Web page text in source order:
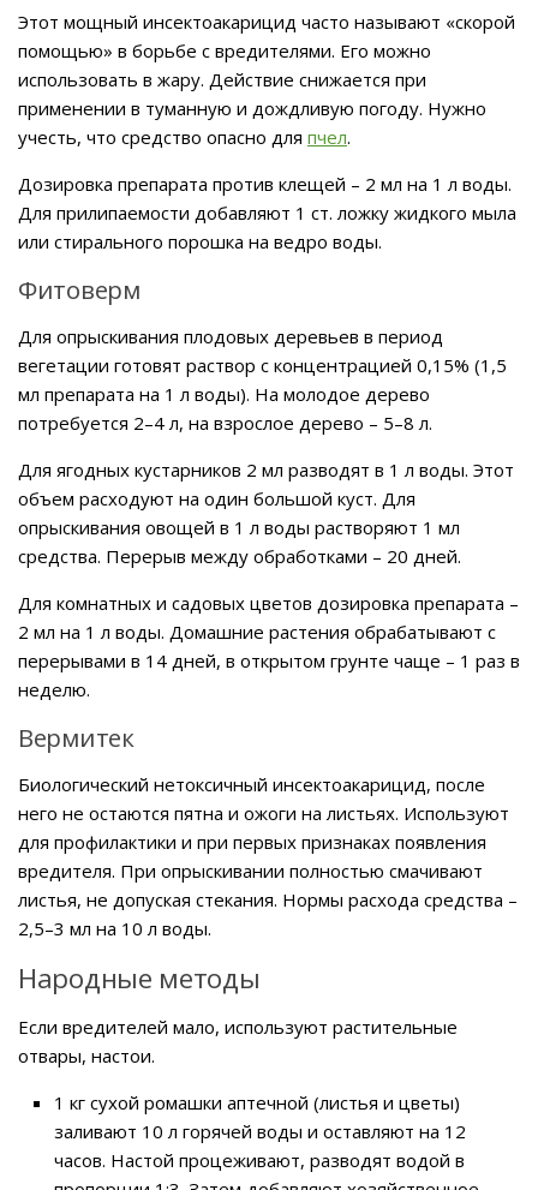
Этот мощный инсектоакарицид часто называют «скорой
помощью» в борьбе с вредителями. Его можно
использовать в жару. Действие снижается при
применении в туманную и дождливую погоду. Нужно
учесть, что средство опасно для пчел.
Дозировка препарата против клещей – 2 мл на 1 л воды.
Для прилипаемости добавляют 1 ст. ложку жидкого мыла
или стирального порошка на ведро воды.
Фитоверм
Для опрыскивания плодовых деревьев в период
вегетации готовят раствор с концентрацией 0,15% (1,5
мл препарата на 1 л воды). На молодое дерево
потребуется 2–4 л, на взрослое дерево – 5–8 л.
Для ягодных кустарников 2 мл разводят в 1 л воды. Этот
объем расходуют на один большой куст. Для
опрыскивания овощей в 1 л воды растворяют 1 мл
средства. Перерыв между обработками – 20 дней.
Для комнатных и садовых цветов дозировка препарата –
2 мл на 1 л воды. Домашние растения обрабатывают с
перерывами в 14 дней, в открытом грунте чаще – 1 раз в
неделю.
Вермитек
Биологический нетоксичный инсектоакарицид, после
него не остаются пятна и ожоги на листьях. Используют
для профилактики и при первых признаках появления
вредителя. При опрыскивании полностью смачивают
листья, не допуская стекания. Нормы расхода средства –
2,5–3 мл на 10 л воды.
Народные методы
Если вредителей мало, используют растительные
отвары, настои.
1 кг сухой ромашки аптечной (листья и цветы)
заливают 10 л горячей воды и оставляют на 12
часов. Настой процеживают, разводят водой в